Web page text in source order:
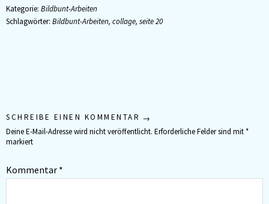
Kategorie: Bildbunt-Arbeiten
Schlagwörter: Bildbunt-Arbeiten, collage, seite 20
SCHREIBE EINEN KOMMENTAR
Deine E-Mail-Adresse wird nicht veröffentlicht. Erforderliche Felder sind mit*
markiert
Kommentar *